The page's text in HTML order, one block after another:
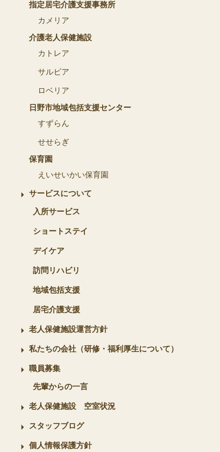
指定居宅介護支援事務所
カメリア
介護老人保健施設
カトレア
サルビア
ロベリア
日野市地域包括支援センター
すずらん
せせらぎ
保育園
えいせいかい保育園
サービスについて
入所サービス
ショートステイ
デイケア
訪問リハビリ
地域包括支援
居宅介護支援
老人保健施設運営方針
私たちの会社（研修・福利厚生について）
職員募集
先輩からの一言
老人保健施設 空室状況
スタッフブログ
個人情報保護方針